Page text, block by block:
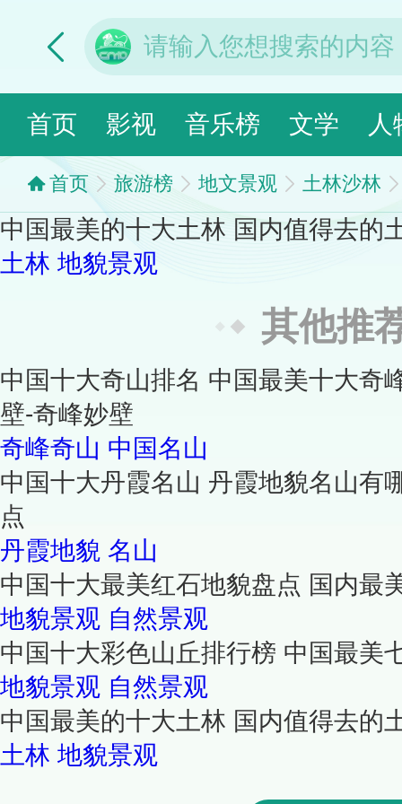
首页 影视 音乐榜 文学 人
首页 旅游榜 地文景观 土林沙林
中国最美的十大土林 国内值得去的
土林 地貌景观
其他推
中国十大奇山排名 中国最美十大奇
壁-奇峰妙壁
奇峰奇山 中国名山
中国十大丹霞名山 丹霞地貌名山有
点
丹霞地貌 名山
中国十大最美红石地貌盘点 国内最
地貌景观 自然景观
中国十大彩色山丘排行榜 中国最美
地貌景观 自然景观
中国最美的十大土林 国内值得去的
土林 地貌景观